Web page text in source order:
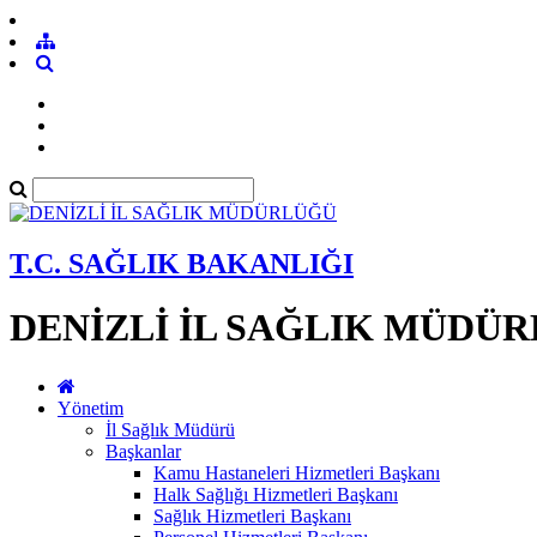
T.C. SAĞLIK BAKANLIĞI
DENİZLİ İL SAĞLIK
Yönetim
İl Sağlık Müdürü
Başkanlar
Kamu Hastaneleri Hizmetleri Başkanı
Halk Sağlığı Hizmetleri Başkanı
Sağlık Hizmetleri Başkanı